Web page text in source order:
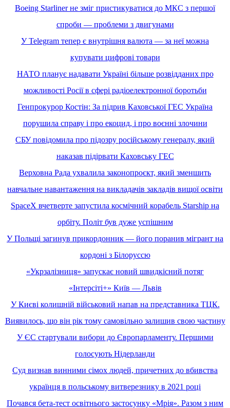
Boeing Starliner не зміг пристикуватися до МКС з першої
спроби — проблеми з двигунами
У Telegram тепер є внутрішня валюта — за неї можна
купувати цифрові товари
НАТО планує надавати Україні більше розвідданих про
можливості Росії в cфері радіоелектронної боротьби
Генпрокурор Костін: За підрив Каховської ГЕС Україна
порушила справу і про екоцид, і про воєнні злочини
СБУ повідомила про підозру російському генералу, який
наказав підірвати Каховську ГЕС
Верховна Рада ухвалила законопроєкт, який зменшить
навчальне навантаження на викладачів закладів вищої освіти
SpaceX вчетверте запустила космічний корабель Starship на
орбіту. Політ був дуже успішним
У Польщі загинув прикордонник — його поранив мігрант на
кордоні з Білоруссю
«Укрзалізниця» запускає новий швидкісний потяг
«Інтерсіті+» Київ — Львів
У Києві колишній військовий напав на представника ТЦК.
Виявилось, що він рік тому самовільно залишив свою частину
У ЄС стартували вибори до Європарламенту. Першими
голосують Нідерланди
Суд визнав винними сімох людей, причетних до вбивства
українця в польському витверезнику в 2021 році
Почався бета-тест освітнього застосунку «Мрія». Разом з ним